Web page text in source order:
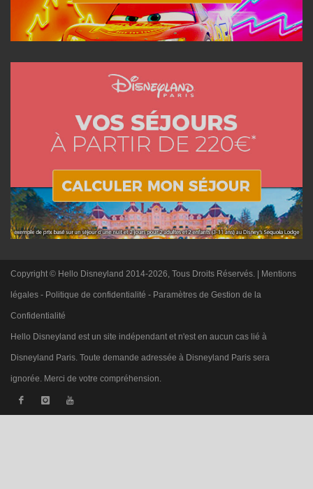
Copyright © Hello Disneyland 2014-2026, Tous Droits Réservés. | Mentions
légales - Politique de confidentialité - Paramètres de Gestion de la
Confidentialité
Hello Disneyland est un site indépendant et n'est en aucun cas lié à
Disneyland Paris. Toute demande adressée à Disneyland Paris sera
ignorée. Merci de votre compréhension.